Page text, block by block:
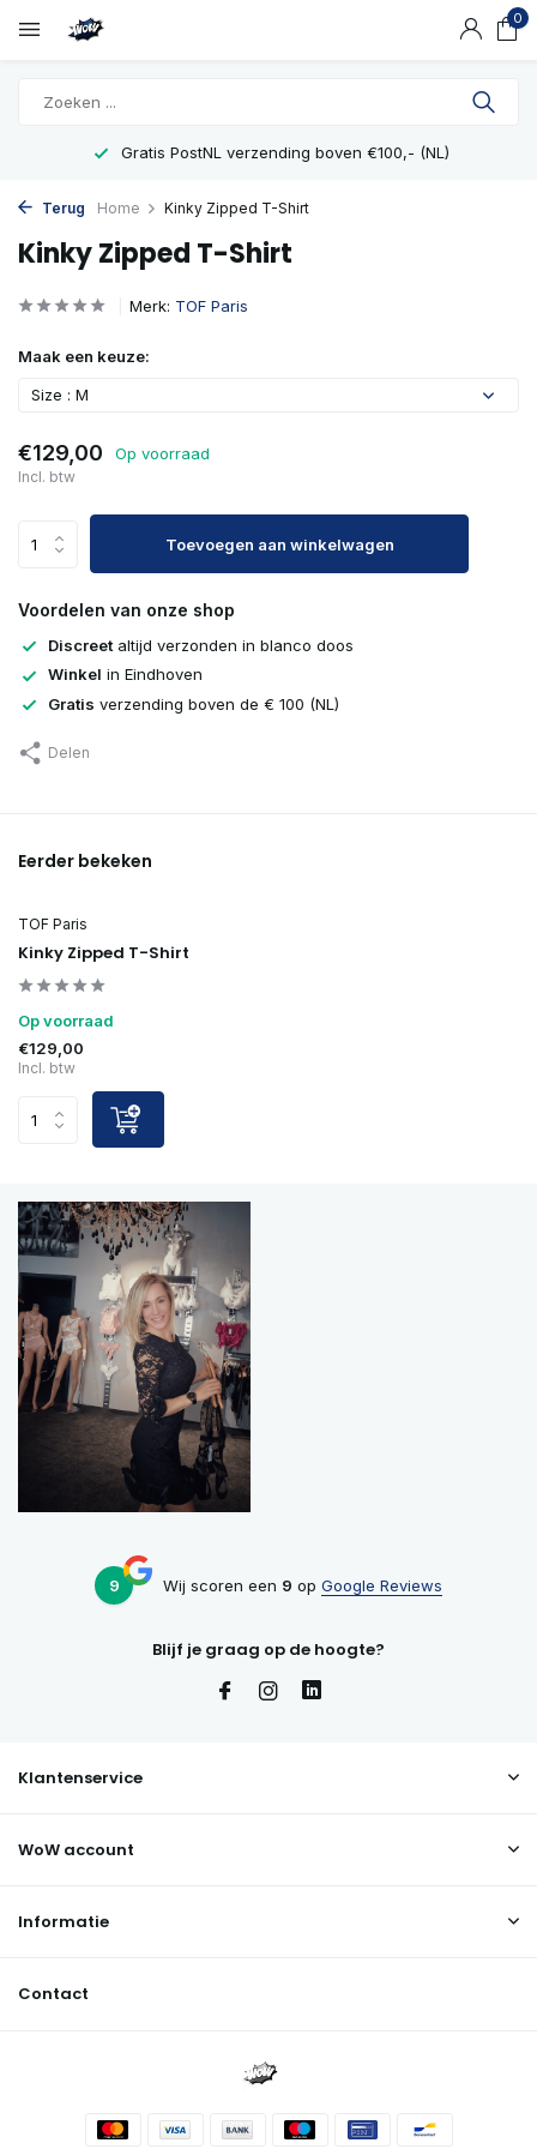
0
Gratis PostNL verzending boven €100,- (NL)
Terug Home Kinky Zipped T-Shirt
Kinky Zipped T-Shirt
Merk: TOF Paris
Maak een keuze:
Size : M
€129,00 Op voorraad
Incl. btw
Toevoegen aan winkelwagen
Voordelen van onze shop
Discreet altijd verzonden in blanco doos
Winkel in Eindhoven
Gratis verzending boven de € 100 (NL)
Delen
Eerder bekeken
TOF Paris
Kinky Zipped T-Shirt
Op voorraad
€129,00
Incl. btw
9 Wij scoren een 9 op Google Reviews
Blijf je graag op de hoogte?
Klantenservice
WoW account
Informatie
Contact